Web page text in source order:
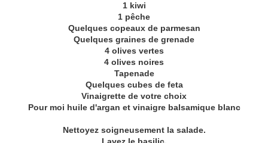
1 kiwi
1 pêche
Quelques copeaux de parmesan
Quelques graines de grenade
4 olives vertes
4 olives noires
Tapenade
Quelques cubes de feta
Vinaigrette de votre choix
Pour moi huile d'argan et vinaigre balsamique blanc
Nettoyez soigneusement la salade.